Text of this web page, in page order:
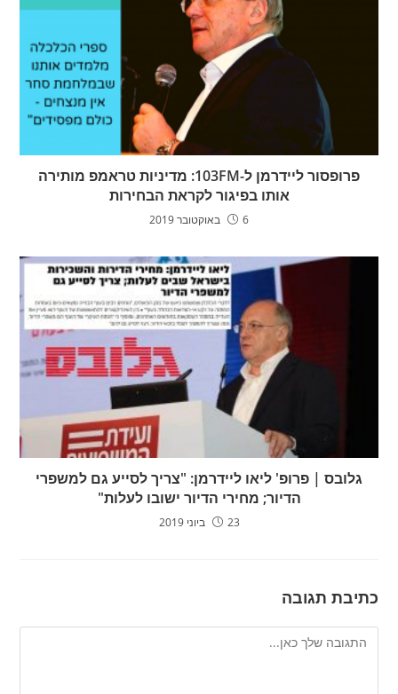
פרופסור ליידרמן ל-103FM: מדיניות טראמפ מותירה
אותו בפיגור לקראת הבחירות
6 באוקטובר 2019
גלובס | פרופ' ליאו ליידרמן: "צריך לסייע גם למשפרי
הדיור; מחירי הדיור ישובו לעלות"
23 ביוני 2019
כתיבת תגובה
להגיב